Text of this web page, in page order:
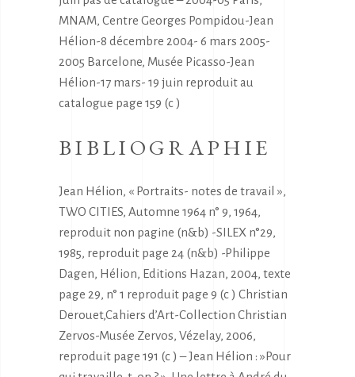
MNAM, Centre Georges Pompidou-Jean
Hélion-8 décembre 2004- 6 mars 2005-
2005 Barcelone, Musée Picasso-Jean
Hélion-17 mars- 19 juin reproduit au
catalogue page 159 (c )
BIBLIOGRAPHIE
Jean Hélion, « Portraits- notes de travail »,
TWO CITIES, Automne 1964 n° 9, 1964,
reproduit non pagine (n&b) -SILEX n°29,
1985, reproduit page 24 (n&b) -Philippe
Dagen, Hélion, Editions Hazan, 2004, texte
page 29, n° 1 reproduit page 9 (c ) Christian
Derouet,Cahiers d’Art-Collection Christian
Zervos-Musée Zervos, Vézelay, 2006,
reproduit page 191 (c ) – Jean Hélion : »Pour